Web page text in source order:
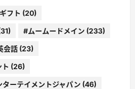
フト (20)
#ムームードメイン (233)
会話 (23)
(26)
ターテイメントジャパン (46)